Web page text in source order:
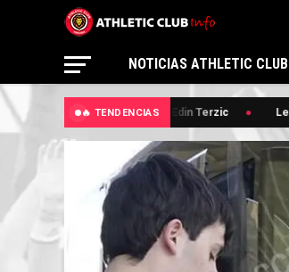
NOTICIAS ATHLETIC CLUB
🔥 TENDENCIAS🔥 Edin Terzic